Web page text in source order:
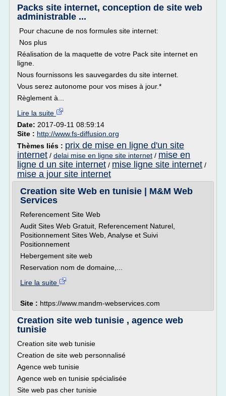
Packs site internet, conception de site web
administrable ...
Pour chacune de nos formules site internet:
Nos plus
Réalisation de la maquette de votre Pack site internet en
ligne.
Nous fournissons les sauvegardes du site internet.
Vous serez autonome pour vos mises à jour.*
Règlement à...
Lire la suite
Date: 2017-09-11 08:59:14
Site : http://www.fs-diffusion.org
Thèmes liés : prix de mise en ligne d'un site
internet / delai mise en ligne site internet / mise en
ligne d un site internet / mise ligne site internet /
mise a jour site internet
Creation site Web en tunisie | M&M Web
Services
Referencement Site Web
Audit Sites Web Gratuit, Referencement Naturel,
Positionnement Sites Web, Analyse et Suivi
Positionnement
Hebergement site web
Reservation nom de domaine,...
Lire la suite
Site : https://www.mandm-webservices.com
Creation site web tunisie , agence web
tunisie
Creation site web tunisie
Creation de site web personnalisé
Agence web tunisie
Agence web en tunisie spécialisée
Site web pas cher tunisie